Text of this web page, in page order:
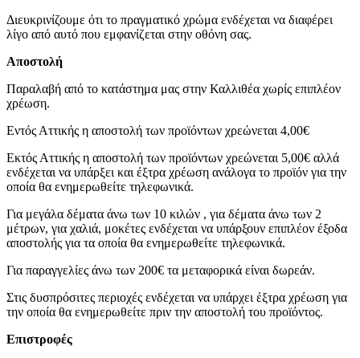
Διευκρινίζουμε ότι το πραγματικό χρώμα ενδέχεται να διαφέρει
λίγο από αυτό που εμφανίζεται στην οθόνη σας.
Αποστολή
Παραλαβή από το κατάστημα μας στην Καλλιθέα χωρίς επιπλέον
χρέωση.
Εντός Αττικής η αποστολή των προϊόντων χρεώνεται 4,00€
Εκτός Αττικής η αποστολή των προϊόντων χρεώνεται 5,00€ αλλά
ενδέχεται να υπάρξει και έξτρα χρέωση ανάλογα το προϊόν για την
οποία θα ενημερωθείτε τηλεφωνικά.
Για μεγάλα δέματα άνω των 10 κιλών , για δέματα άνω των 2
μέτρων, για χαλιά, μοκέτες ενδέχεται να υπάρξουν επιπλέον έξοδα
αποστολής για τα οποία θα ενημερωθείτε τηλεφωνικά.
Για παραγγελίες άνω των 200€ τα μεταφορικά είναι δωρεάν.
Στις δυσπρόσιτες περιοχές ενδέχεται να υπάρχει έξτρα χρέωση για
την οποία θα ενημερωθείτε πριν την αποστολή του προϊόντος.
Επιστροφές